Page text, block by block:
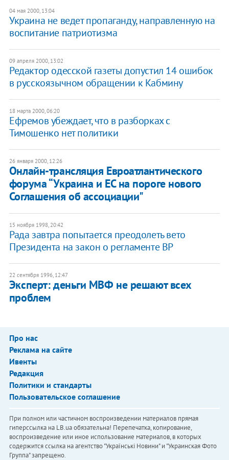
04 мая 2000, 13:04
Украина не ведет пропаганду, направленную на
воспитание патриотизма
09 апреля 2000, 13:02
Редактор одесской газеты допустил 14 ошибок
в русскоязычном обращении к Кабмину
18 марта 2000, 06:20
Ефремов убеждает, что в разборках с
Тимошенко нет политики
26 января 2000, 12:26
Онлайн-трансляция Евроатлантического
форума “Украина и ЕС на пороге нового
Соглашения об ассоциации"
15 ноября 1998, 20:42
Рада завтра попытается преодолеть вето
Президента на закон о регламенте ВР
22 сентября 1996, 12:47
Эксперт: деньги МВФ не решают всех
проблем
Про нас
Реклама на сайте
Ивенты
Редакция
Политики и стандарты
Пользовательское соглашение
При полном или частичном воспроизведении материалов прямая
гиперссылка на LB.ua обязательна! Перепечатка, копирование,
воспроизведение или иное использование материалов, в которых
содержится ссылка на агентство "Українськi Новини" и "Украинская Фото
Группа" запрещено.